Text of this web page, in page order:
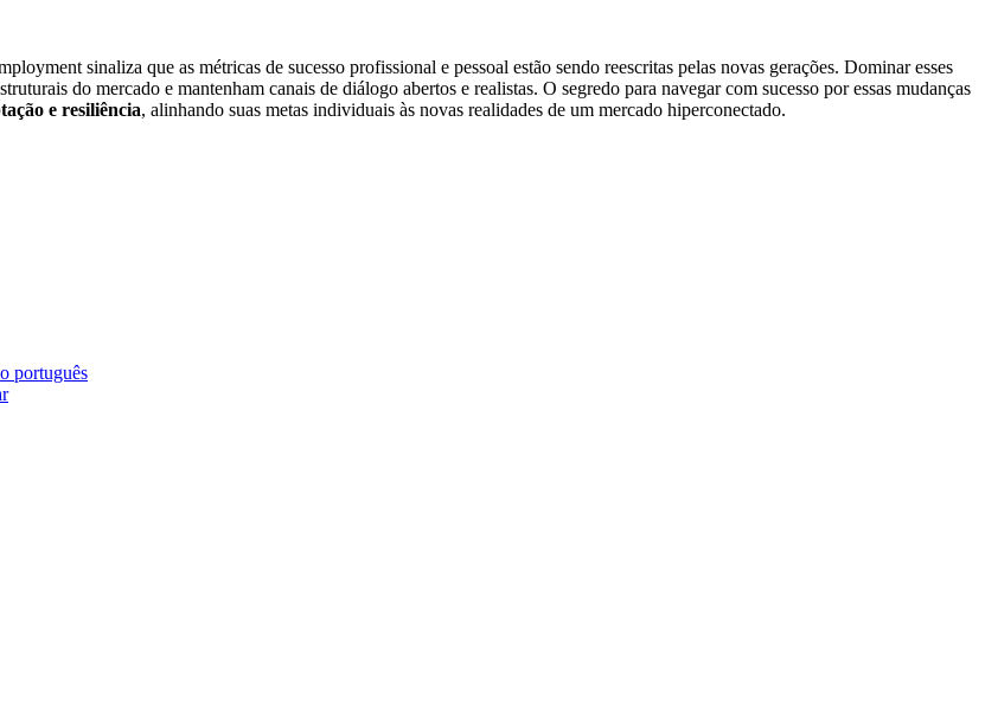
sinaliza que as métricas de sucesso profissional e pessoal estão sendo reescritas pelas novas gerações. Dominar esses
do mercado e mantenham canais de diálogo abertos e realistas. O segredo para navegar com sucesso por essas mudanças
e resiliência, alinhando suas metas individuais às novas realidades de um mercado hiperconectado.
português